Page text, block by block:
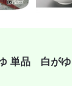
単品 白がゆ